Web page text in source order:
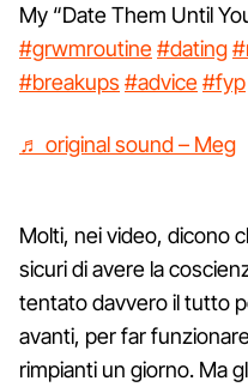
My “Date Them Until
#grwmroutine#dating
#breakups #advice#fyp
♬ original sound – Meg
Molti, nei video, dicono
sicuri di avere la
tentato davvero il tutto
avanti, per far
rimpianti un giorno. Ma